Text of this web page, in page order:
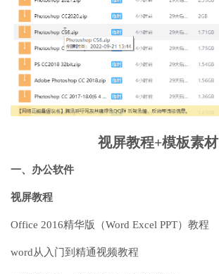
视屏教程+模板素材
一、办公软件
视屏教程
Office 2016精华版（Word Excel PPT）教程
word从入门到精通视频教程